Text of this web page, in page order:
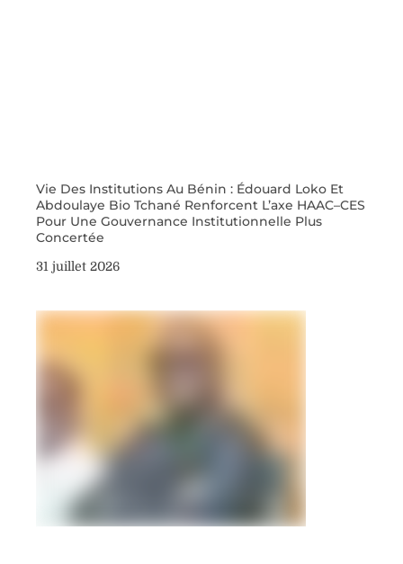
Vie Des Institutions Au Bénin : Édouard Loko Et
Abdoulaye Bio Tchané Renforcent L’axe HAAC–CES
Pour Une Gouvernance Institutionnelle Plus
Concertée
31 juillet 2026